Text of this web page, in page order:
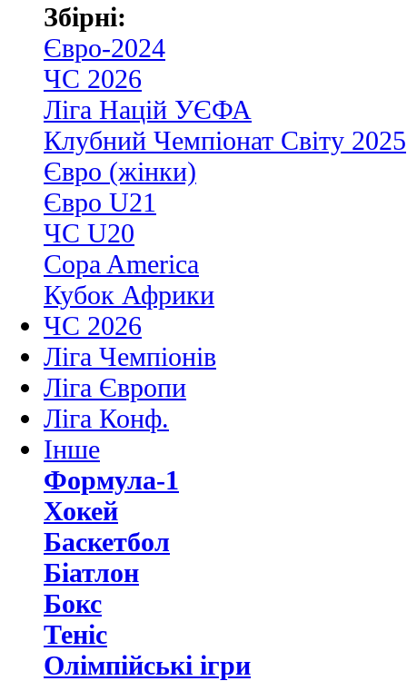
Збірні:
Євро-2024
ЧС 2026
Ліга Націй УЄФА
Клубний Чемпіонат Світу 2025
Євро (жінки)
Євро U21
ЧС U20
Copa America
Кубок Африки
ЧС 2026
Ліга Чемпіонів
Ліга Європи
Ліга Конф.
Інше
Формула-1
Хокей
Баскетбол
Біатлон
Бокс
Теніс
Олімпійські ігри